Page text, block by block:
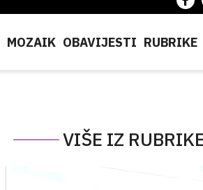
MOZAIK OBAVIJESTI RUBRIKE
VIŠE IZ